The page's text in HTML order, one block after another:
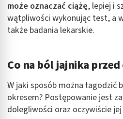
może oznaczać ciążę, lepiej i
wątpliwości wykonując test, a
także badania lekarskie.
Co na ból jajnika
W jaki sposób można łagodzić
okresem? Postępowanie jest
dolegliwości oraz oczywiście jej